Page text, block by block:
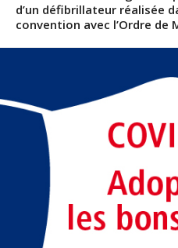
d’un défibrillateur réalisée
convention avec l’Ordre de